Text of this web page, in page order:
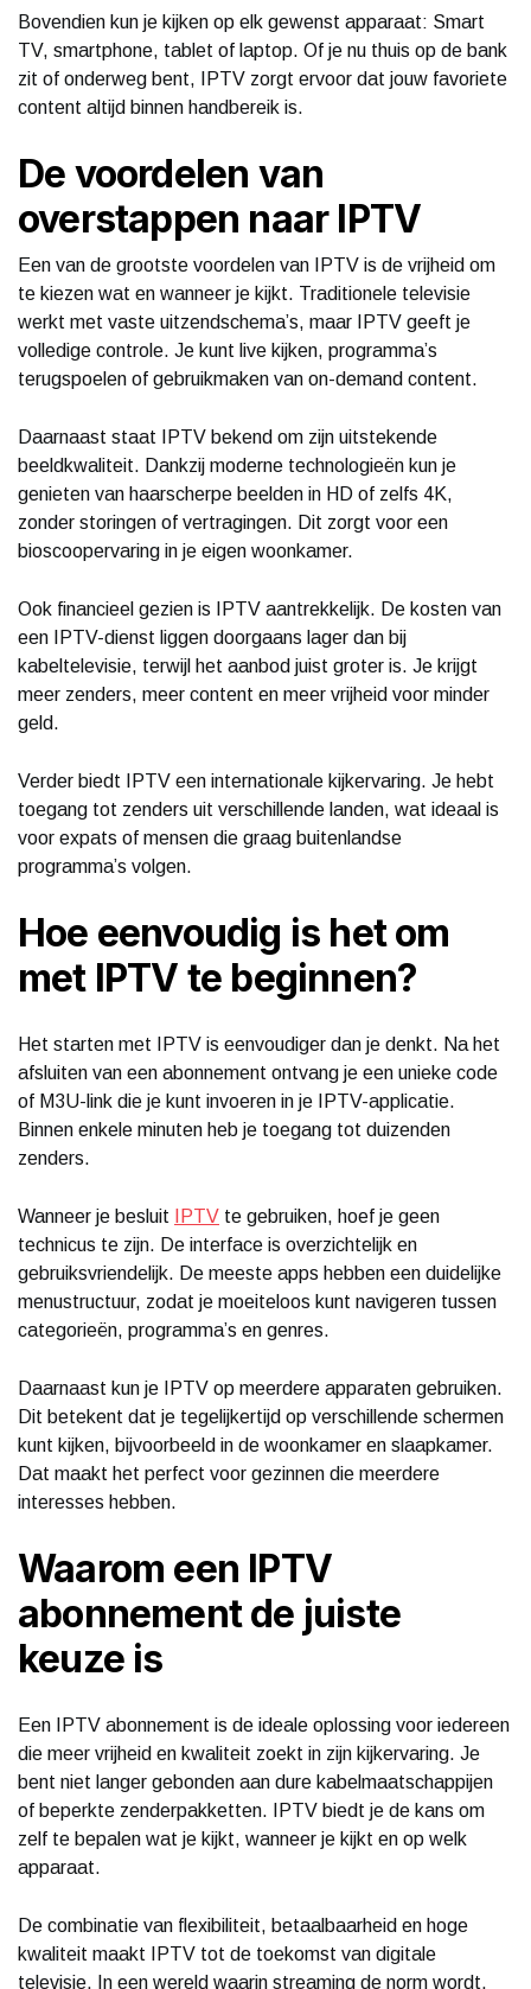
Bovendien kun je kijken op elk gewenst apparaat: Smart
TV, smartphone, tablet of laptop. Of je nu thuis op de bank
zit of onderweg bent, IPTV zorgt ervoor dat jouw favoriete
content altijd binnen handbereik is.
De voordelen van
overstappen naar IPTV
Een van de grootste voordelen van IPTV is de vrijheid om
te kiezen wat en wanneer je kijkt. Traditionele televisie
werkt met vaste uitzendschema’s, maar IPTV geeft je
volledige controle. Je kunt live kijken, programma’s
terugspoelen of gebruikmaken van on-demand content.
Daarnaast staat IPTV bekend om zijn uitstekende
beeldkwaliteit. Dankzij moderne technologieën kun je
genieten van haarscherpe beelden in HD of zelfs 4K,
zonder storingen of vertragingen. Dit zorgt voor een
bioscoopervaring in je eigen woonkamer.
Ook financieel gezien is IPTV aantrekkelijk. De kosten van
een IPTV-dienst liggen doorgaans lager dan bij
kabeltelevisie, terwijl het aanbod juist groter is. Je krijgt
meer zenders, meer content en meer vrijheid voor minder
geld.
Verder biedt IPTV een internationale kijkervaring. Je hebt
toegang tot zenders uit verschillende landen, wat ideaal is
voor expats of mensen die graag buitenlandse
programma’s volgen.
Hoe eenvoudig is het om
met IPTV te beginnen?
Het starten met IPTV is eenvoudiger dan je denkt. Na het
afsluiten van een abonnement ontvang je een unieke code
of M3U-link die je kunt invoeren in je IPTV-applicatie.
Binnen enkele minuten heb je toegang tot duizenden
zenders.
Wanneer je besluit IPTV te gebruiken, hoef je geen
technicus te zijn. De interface is overzichtelijk en
gebruiksvriendelijk. De meeste apps hebben een duidelijke
menustructuur, zodat je moeiteloos kunt navigeren tussen
categorieën, programma’s en genres.
Daarnaast kun je IPTV op meerdere apparaten gebruiken.
Dit betekent dat je tegelijkertijd op verschillende schermen
kunt kijken, bijvoorbeeld in de woonkamer en slaapkamer.
Dat maakt het perfect voor gezinnen die meerdere
interesses hebben.
Waarom een IPTV
abonnement de juiste
keuze is
Een IPTV abonnement is de ideale oplossing voor iedereen
die meer vrijheid en kwaliteit zoekt in zijn kijkervaring. Je
bent niet langer gebonden aan dure kabelmaatschappijen
of beperkte zenderpakketten. IPTV biedt je de kans om
zelf te bepalen wat je kijkt, wanneer je kijkt en op welk
apparaat.
De combinatie van flexibiliteit, betaalbaarheid en hoge
kwaliteit maakt IPTV tot de toekomst van digitale
televisie. In een wereld waarin streaming de norm wordt,